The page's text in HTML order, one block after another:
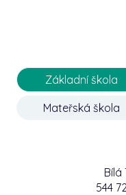
Základní škola
Mateřská škola
Bílá
544